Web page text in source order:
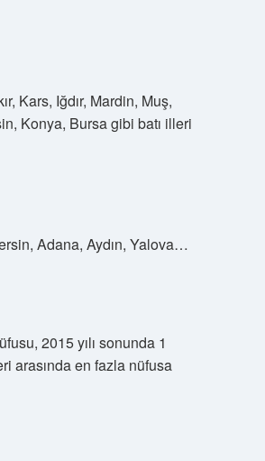
Kars, Iğdır, Mardin, Muş,
Konya, Bursa gibi batı illeri
Adana, Aydın, Yalova…
2015 yılı sonunda 1
arasında en fazla nüfusa